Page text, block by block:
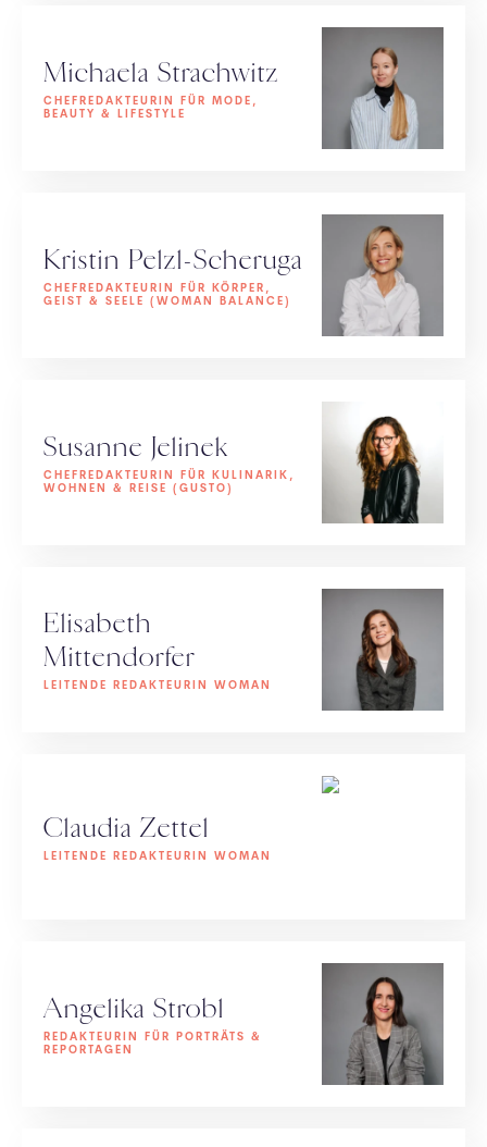
Michaela Strachwitz
CHEFREDAKTEURIN FÜR MODE,
BEAUTY & LIFESTYLE
Kristin Pelzl-Scheruga
CHEFREDAKTEURIN FÜR KÖRPER,
GEIST & SEELE (WOMAN BALANCE)
Susanne Jelinek
CHEFREDAKTEURIN FÜR KULINARIK,
WOHNEN & REISE (GUSTO)
Elisabeth
Mittendorfer
LEITENDE REDAKTEURIN WOMAN
Claudia Zettel
LEITENDE REDAKTEURIN WOMAN
Angelika Strobl
REDAKTEURIN FÜR PORTRÄTS &
REPORTAGEN